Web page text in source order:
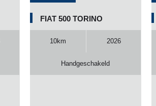
FIAT 500 TORINO
10km 2026
Handgeschakeld